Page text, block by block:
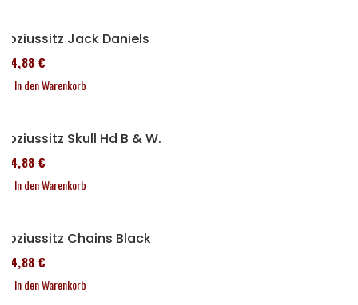
Soziussitz Jack Daniels
114,88 €
In den Warenkorb
Soziussitz Skull Hd B & W.
114,88 €
In den Warenkorb
Soziussitz Chains Black
114,88 €
In den Warenkorb